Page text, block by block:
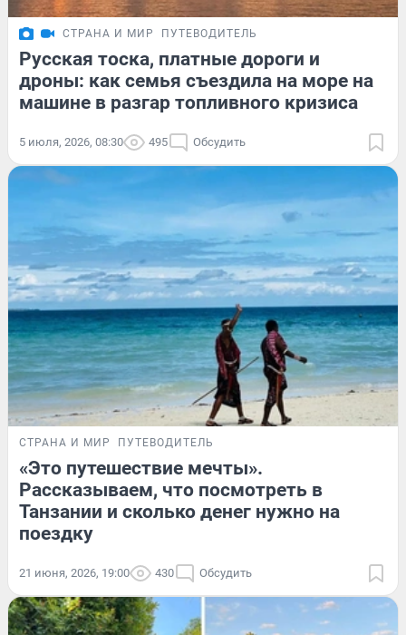
СТРАНА И МИР ПУТЕВОДИТЕЛЬ
Русская тоска, платные дороги и
дроны: как семья съездила на море на
машине в разгар топливного кризиса
5 июля, 2026, 08:30 495 Обсудить
СТРАНА И МИР ПУТЕВОДИТЕЛЬ
«Это путешествие мечты».
Рассказываем, что посмотреть в
Танзании и сколько денег нужно на
поездку
21 июня, 2026, 19:00 430 Обсудить